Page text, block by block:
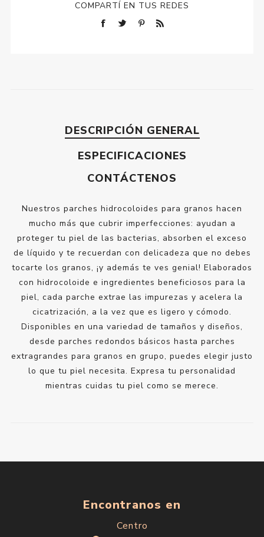
COMPARTÍ EN TUS REDES
DESCRIPCIÓN GENERAL
ESPECIFICACIONES
CONTÁCTENOS
Nuestros parches hidrocoloides para granos hacen
mucho más que cubrir imperfecciones: ayudan a
proteger tu piel de las bacterias, absorben el exceso
de líquido y te recuerdan con delicadeza que no debes
tocarte los granos, ¡y además te ves genial! Elaborados
con hidrocoloide e ingredientes beneficiosos para la
piel, cada parche extrae las impurezas y acelera la
cicatrización, a la vez que es ligero y cómodo.
Disponibles en una variedad de tamaños y diseños,
desde parches redondos básicos hasta parches
extragrandes para granos en grupo, puedes elegir justo
lo que tu piel necesita. Expresa tu personalidad
mientras cuidas tu piel como se merece.
Encontranos en
Centro